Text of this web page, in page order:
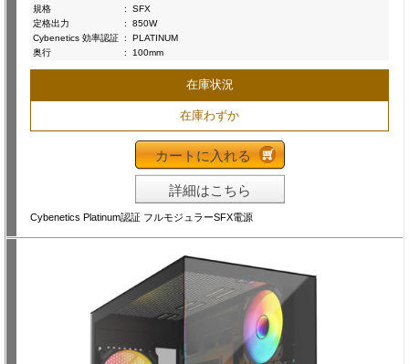
規格
:
SFX
定格出力
:
850W
Cybenetics 効率認証 :
PLATINUM
奥行
: 100mm
在庫状況
在庫わずか
カートに入れる
詳細はこちら
Cybenetics Platinum認証 フルモジュラーSFX電源